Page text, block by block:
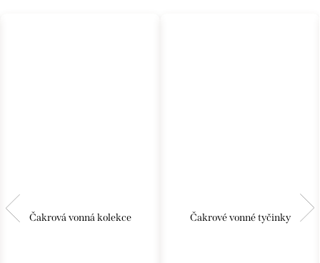
Čakrová vonná kolekce Čakrové vonné tyčinky